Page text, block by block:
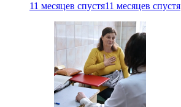
11 месяцев спустя11 месяцев спустя